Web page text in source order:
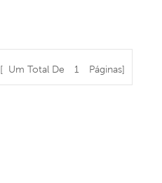
[ Um Total De 1 Páginas]